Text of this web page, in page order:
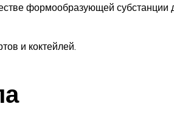
формообразующей субстанции
и коктейлей.